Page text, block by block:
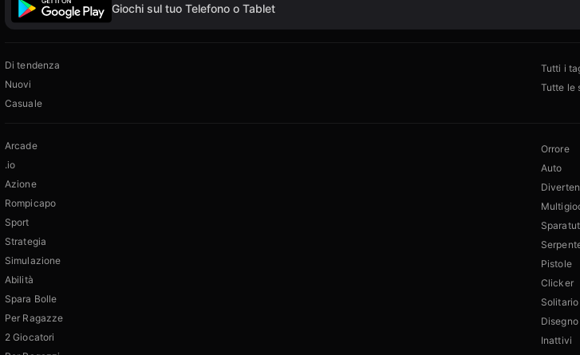
Giochi sul tuo Telefono o Tablet
Di tendenza
Nuovi
Casuale
Tutti i
Tutte le
Arcade
.io
Azione
Rompicapo
Sport
Strategia
Simulazione
Abilità
Spara Bolle
Per Ragazze
2 Giocatori
Orrore
Auto
Pistole
Clicker
Solitario
Disegno
Inattivi